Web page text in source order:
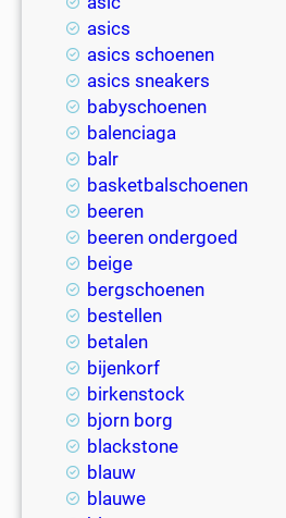
asics
asics schoenen
asics sneakers
babyschoenen
balenciaga
balr
basketbalschoenen
beeren
beeren ondergoed
beige
bergschoenen
bestellen
betalen
bijenkorf
birkenstock
bjorn borg
blackstone
blauw
blauwe